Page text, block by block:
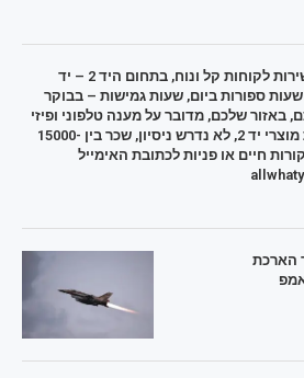
דרושים דרושות לעבודה בשירות לקוחות קל ונוח, בתחום היד 2 – יד
ספורות ביום, שעות גמישות – בבוקר
באזור שלכם, מדובר על מענה טלפוני ופיזי
ללקוחות המעוניינים לקחת מוצרי יד 2, לא נדרש ניסיון, שכר בין 15000-
קורות חיים או פניות לכתובת האימייל
הארכת